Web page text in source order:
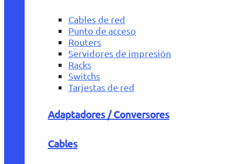
Cables de red
Punto de acceso
Routers
Servidores de impresión
Racks
Switchs
Tarjestas de red
Adaptadores / Conversores
Cables